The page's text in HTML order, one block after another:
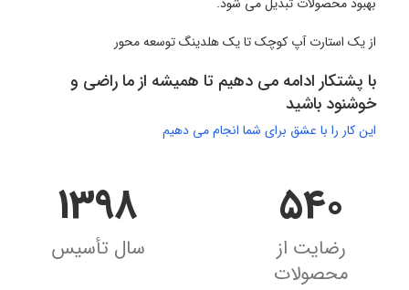
از یک استارت آپ کوچک تا یک هلدینگ توسعه محور
با پشتکار ادامه می دهیم تا همیشه از ما راضی و
خوشنود باشید
این کار را با عشق برای شما انجام می دهیم
540
رضایت از
محصولات
1398
سال تأسیس